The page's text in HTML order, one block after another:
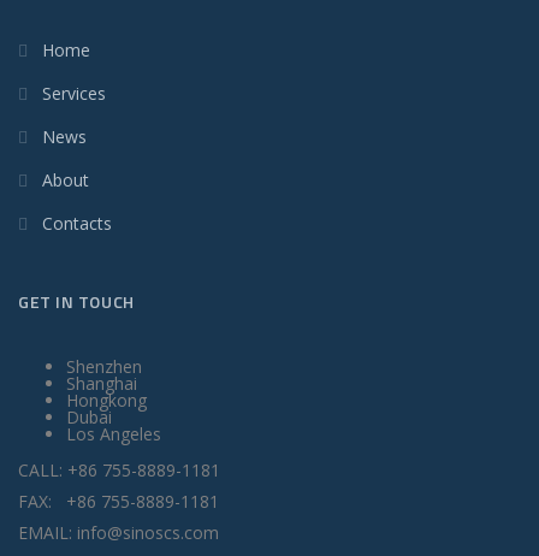
Home
Services
News
About
Contacts
GET IN TOUCH
Shenzhen
Shanghai
Hongkong
Dubai
Los Angeles
CALL: +86 755-8889-1181
FAX: +86 755-8889-1181
EMAIL: info@sinoscs.com